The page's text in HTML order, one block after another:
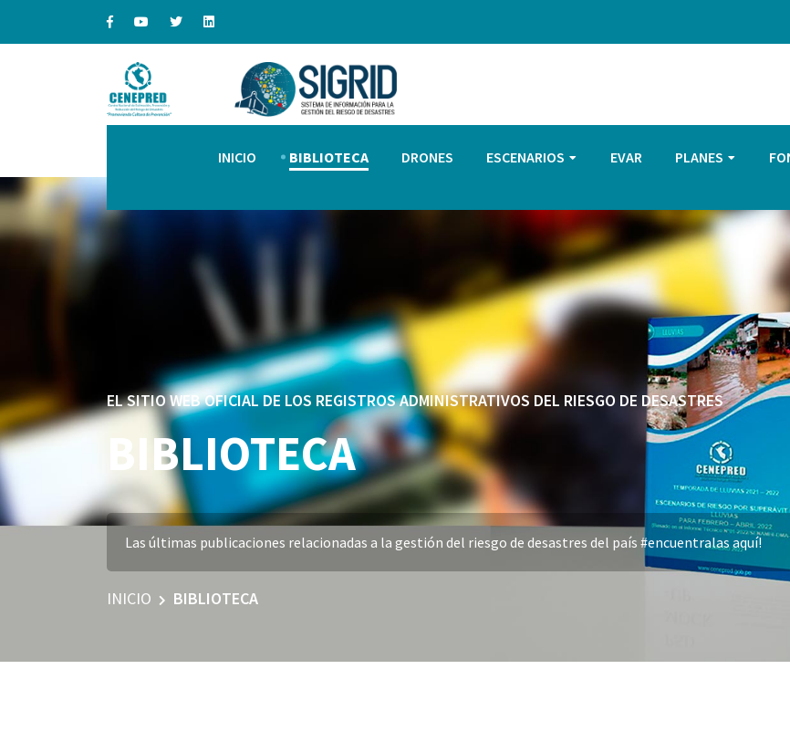
INICIO BIBLIOTECA DRONES ESCENARIOS EVAR PLANES
EL SITIO WEB OFICIAL DE LOS REGISTROS ADMINISTRATIVOS DEL RIESGO DE DESASTRES
BIBLIOTECA
Las últimas publicaciones relacionadas a la gestión del riesgo de desastres del país #encuentralas aquí!
INICIO BIBLIOTECA